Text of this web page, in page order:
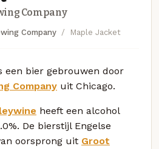
Company
Company Maple Jacket
een bier gebrouwen door
Company uit Chicago.
heeft een alcohol
De bierstijl Engelse
oorsprong uit Groot